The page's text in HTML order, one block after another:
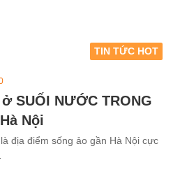
TIN TỨC HOT
SUỐI NƯỚC TRONG
Nội
địa điểm sống ảo gần Hà Nội cực